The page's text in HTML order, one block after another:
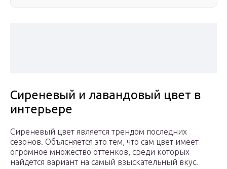
Сиреневый и лавандовый цвет в
интерьере
Сиреневый цвет является трендом последних
сезонов. Объясняется это тем, что сам цвет имеет
огромное множество оттенков, среди которых
найдется вариант на самый взыскательный вкус.